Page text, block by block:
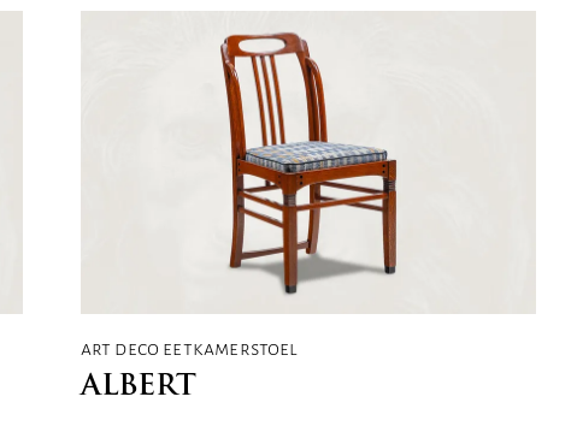
art deco eetkamerstoel
ALBERT